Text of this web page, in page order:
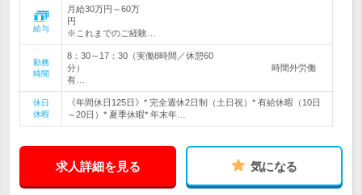
給与
月給30万円～60万
※これまでのご経験…
勤務
時間
8：30～17：30（実働8時間／休憩60
分） 時間外労働
有…
休日
休暇
《年間休日125日》* 完全週休2日制（土日祝）* 有給休暇（10日
～20日）* 夏季休暇* 年末年…
求人詳細を見る 気になる